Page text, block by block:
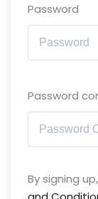
Password
Password
By signing